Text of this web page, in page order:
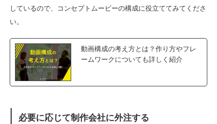
しているので、コンセプトムービーの構成に役立ててみてくださ
い。
動画構成の考え方とは？作り方やフレ
ームワークについても詳しく紹介
必要に応じて制作会社に外注する